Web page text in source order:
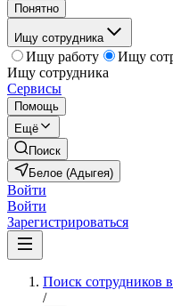
Понятно
Ищу сотрудника
Ищу работу
Ищу
Ищу сотрудника
Сервисы
Помощь
Ещё
Поиск
Белое (Адыгея)
Войти
Войти
Зарегистрироваться
Поиск сотрудников
/